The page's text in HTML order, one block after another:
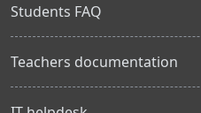
Students FAQ
Teachers documentation